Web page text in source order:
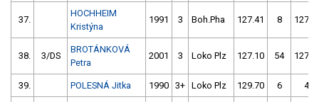
37.
HOCHHEIM
Kristýna
1991 3 Boh.Pha 127.41 8
38. 3/DS
BROTÁNKOVÁ
Petra
2001 3 Loko Plz 127.10 54
39. POLESNÁ Jitka 1990 3+ Loko Plz 129.70 6